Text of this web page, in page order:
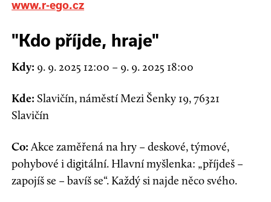
www.r-ego.cz
"Kdo příjde, hraje"
Kdy: 9. 9. 2025 12:00 – 9. 9. 2025 18:00
Kde: Slavičín,náměstí Mezi Šenky 19,76321
Slavičín
Co:Akce zaměřená na hry – deskové, týmové,
pohybové i digitální. Hlavní myšlenka: „příjdeš –
zapojíš se – bavíš se“. Každý si najde něco svého.